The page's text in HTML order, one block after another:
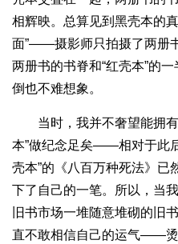
相辉映。总算见到黑壳本的
面”——摄影师只拍摄了两册
两册书的书脊和“红壳本”的
倒也不难想象。
当时，我并不奢望能拥有
本”做纪念足矣——相对于此
壳本”的《八百万种死法》已
下了自己的一笔。所以，当
旧书市场一堆随意堆砌的旧
直不敢相信自己的运气——